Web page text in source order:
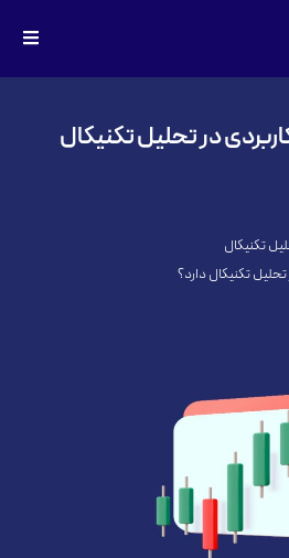
در تحلیل تکنیکال
تکنیکال
تکنیکال دارد؟